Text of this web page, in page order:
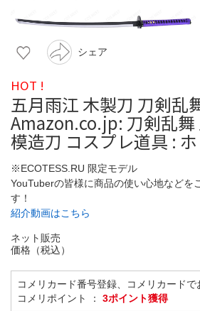
シェア
HOT !
五月雨江 木製刀 刀剣乱
Amazon.co.jp: 刀剣乱舞
模造刀 コスプレ道具 :
※ECOTESS.RU 限定モデル
YouTuberの皆様に商品の使い心地などを
す！
紹介動画はこちら
ネット販売
価格（税込）
コメリカード番号登録、コメリカードで
コメリポイント ： 3ポイント獲得